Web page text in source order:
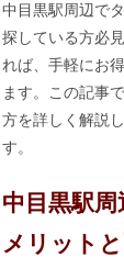
中目黒駅周辺で
探している方必
れば、手軽にお
ます。この記事
方を詳しく解説
す。
中目黒駅
メリット